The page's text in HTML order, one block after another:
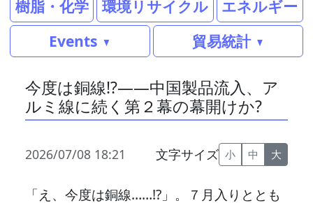
樹脂・化学
環境リサイクル
エネルギー
Events
貿易統計
今度は銅線!?――中国製品流入、ア
ルミ線に続く第２幕の幕開けか?
2026/07/08 18:21 文字サイズ 小 中 大
「え、今度は銅線……!?」。７月入りととも